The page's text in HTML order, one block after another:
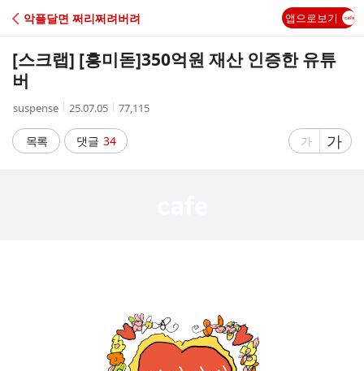
C
A
악플달면 쩌리쩌려버려 앱으로보기
[스크랩] [흥미돋]350억원 재산 인증한 유튜
버
작
자
suspense
작
시
간
25.07.05
조
수
77,115
목록 댓글 34
글
가
글
자
가